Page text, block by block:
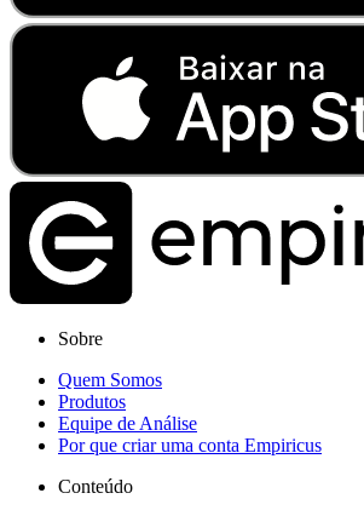
Sobre
Quem Somos
Produtos
Equipe de Análise
Por que criar uma conta Empiricus
Conteúdo